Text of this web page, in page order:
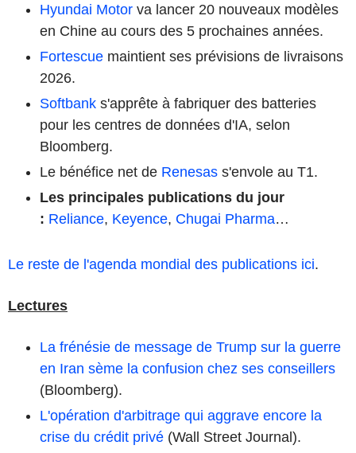
Hyundai Motor va lancer 20 nouveaux modèles
en Chine au cours des 5 prochaines années.
Fortescue maintient ses prévisions de livraisons
2026.
Softbank s'apprête à fabriquer des batteries
pour les centres de données d'IA, selon
Bloomberg.
Le bénéfice net de Renesas s'envole au T1.
Les principales publications du jour
: Reliance, Keyence, Chugai Pharma…
Le reste de l'agenda mondial des publications ici.
Lectures
La frénésie de message de Trump sur la guerre
en Iran sème la confusion chez ses conseillers
(Bloomberg).
L'opération d'arbitrage qui aggrave encore la
crise du crédit privé (Wall Street Journal).